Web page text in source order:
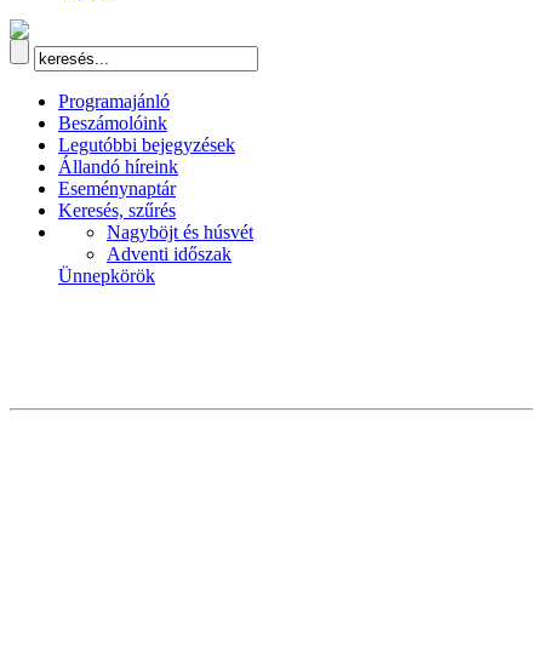
Programajánló
Beszámolóink
Legutóbbi bejegyzések
Állandó híreink
Eseménynaptár
Keresés, szűrés
Nagyböjt és húsvét
Adventi időszak
Ünnepkörök